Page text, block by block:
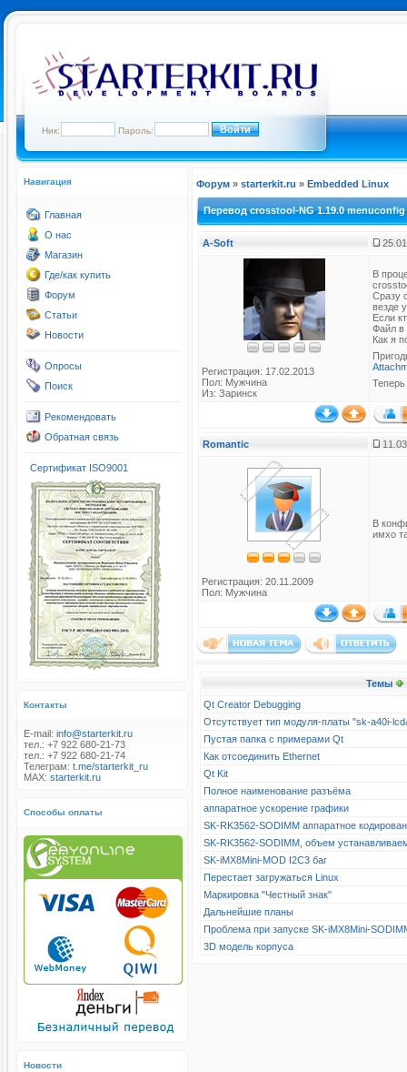
Ник: Пароль:
Навигация
Главная
О нас
Магазин
Где/как купить
Форум
Статьи
Новости
Опросы
Поиск
Рекомендовать
Обратная связь
Сертификат ISO9001
Контакты
E-mail: info@starterkit.ru
тел.: +7 922 680-21-73
тел.: +7 922 680-21-74
Телеграм: t.me/starterkit_ru
MAX: starterkit.ru
Способы оплаты
Новости
Форум » starterkit.ru » Embedded Linux
Перевод crosstool-NG 1.19.0 menuconfig
A-Soft
Регистрация: 17.02.2013
Пол: Мужчина
Из: Заринск
В
Сразу
везде
Если
Файл в
Как я
Romantic
Регистрация: 20.11.2009
Пол: Мужчина
В
имхо
Темы
Qt Creator Debugging
Отсутствует тип модуля-платы "sk-a40i-
Пустая папка с примерами Qt
Как отсоединить Ethernet
Qt Kit
Полное наименование разъёма
аппаратное ускорение графики
SK-RK3562-SODIMM аппаратное
SK-RK3562-SODIMM, объем
SK-iMX8Mini-MOD I2C3 баг
Перестает загружаться Linux
Маркировка "Честный знак"
Дальнейшие планы
Проблема при запуске SK-iMX8Mini-
3D модель корпуса